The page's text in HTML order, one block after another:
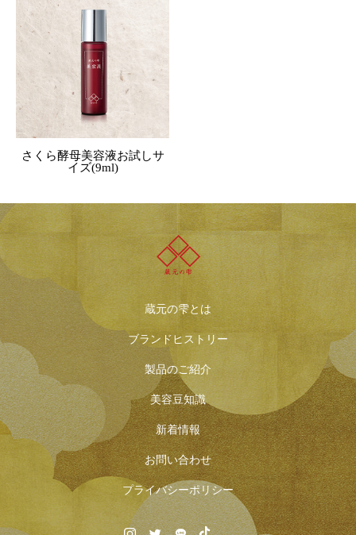
さくら酵母美容液お試しサ
イズ(9ml)
蔵元の雫とは
ブランドヒストリー
製品のご紹介
美容豆知識
新着情報
お問い合わせ
プライバシーポリシー